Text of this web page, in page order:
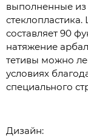
выполненные из
составляет 90
натяжение
тетивы можно
условиях
специального
Дизайн: